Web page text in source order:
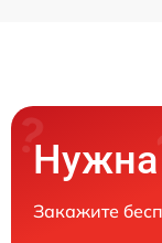
Нужна
Закажите